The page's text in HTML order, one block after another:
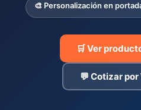
🎨 Personalización en
🛒 Ver
💬 Cotizar